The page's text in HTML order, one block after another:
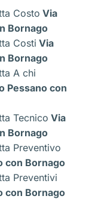
Costo Via
Bornago
Costi Via
Bornago
A chi
Pessano con
Tecnico Via
Bornago
Preventivo
con Bornago
Preventivi
con Bornago